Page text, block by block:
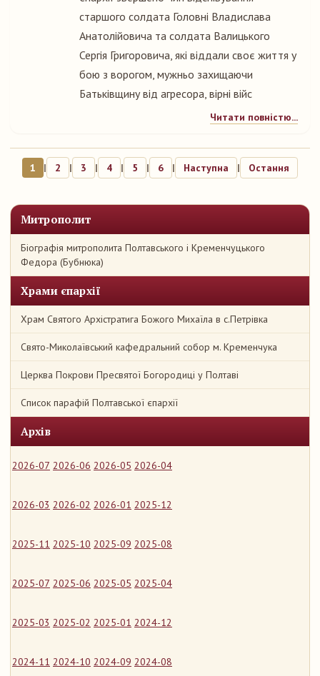
Митрополит
Біографія митрополита Полтавського і Кременчуцького
Федора (Бубнюка)
Храми єпархії
Храм Святого Архістратига Божого Михаїла в с.Петрівка
Свято-Миколаївський кафедральний собор м. Кременчука
Церква Покрови Пресвятої Богородиці у Полтаві
Список парафій Полтавської єпархії
Архів
2026-07 2026-06 2026-05 2026-04
2026-03 2026-02 2026-01 2025-12
2025-11 2025-10 2025-09 2025-08
2025-07 2025-06 2025-05 2025-04
2025-03 2025-02 2025-01 2024-12
2024-11 2024-10 2024-09 2024-08
старшого солдата Головні Владислава
Анатолійовича та солдата Валицького
Сергія Григоровича, які віддали своє життя у
бою з ворогом, мужньо захищаючи
Батьківщину від агресора, вірні війс
Читати повністю...
1 | 2 | 3 | 4 | 5 | 6 | Наступна | Остання